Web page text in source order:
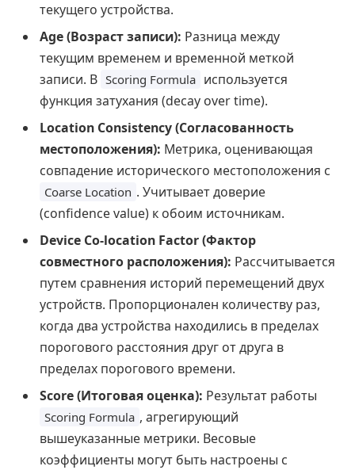
текущего устройства.
Age (Возраст записи): Разница между
текущим временем и временной меткой
записи. В Scoring Formula используется
функция затухания (decay over time).
Location Consistency (Согласованность
местоположения): Метрика, оценивающая
совпадение исторического местоположения с
Coarse Location . Учитывает доверие
(confidence value) к обоим источникам.
Device Co-location Factor (Фактор
совместного расположения): Рассчитывается
путем сравнения историй перемещений двух
устройств. Пропорционален количеству раз,
когда два устройства находились в пределах
порогового расстояния друг от друга в
пределах порогового времени.
Score (Итоговая оценка): Результат работы
Scoring Formula , агрегирующий
вышеуказанные метрики. Весовые
коэффициенты могут быть настроены с